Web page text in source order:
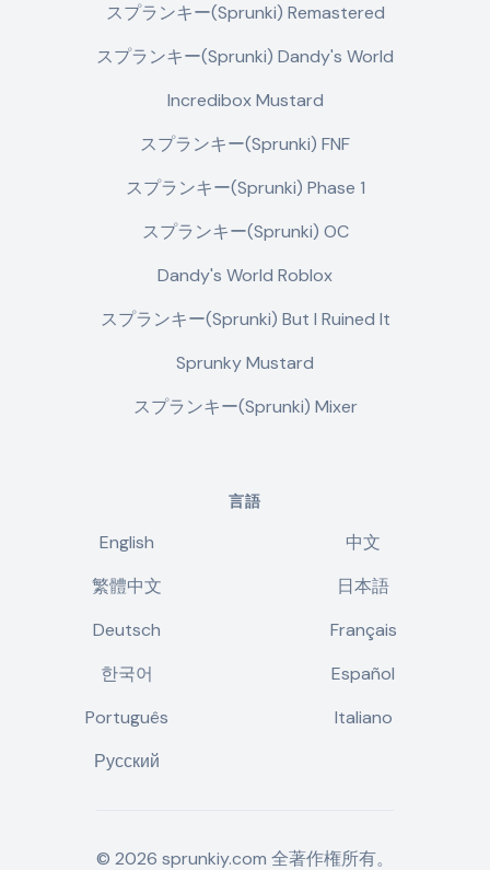
スプランキー(Sprunki) Remastered
スプランキー(Sprunki) Dandy's World
Incredibox Mustard
スプランキー(Sprunki) FNF
スプランキー(Sprunki) Phase 1
スプランキー(Sprunki) OC
Dandy's World Roblox
スプランキー(Sprunki) But I Ruined It
Sprunky Mustard
スプランキー(Sprunki) Mixer
言語
English
中文
繁體中文
日本語
Deutsch
Français
한국어
Español
Português
Italiano
Русский
© 2026 sprunkiy.com 全著作権所有。